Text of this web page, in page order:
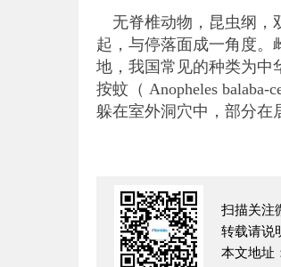
无脊椎动物，昆虫纲，
起，与停落面成一角度。
地，我国常见的种类为中
按蚊（ Anopheles
躲在室外洞穴中，部分在
扫描关注
转载请说
本文地址